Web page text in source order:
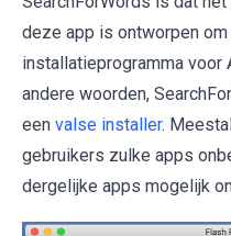
deze app is ontworpen
installatieprogramma voor
andere woorden,
een valse installer.
gebruikers zulke apps
dergelijke apps mogelijk